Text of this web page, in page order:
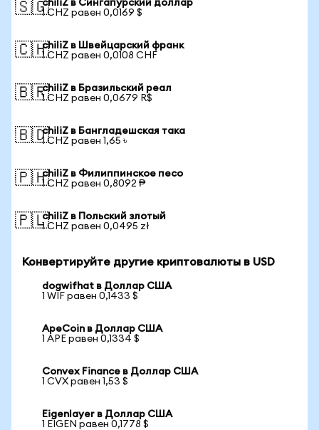
🇸🇬chiliZ в Сингапурский доллар
1 CHZ равен 0,0169 $
🇨🇭chiliZ в Швейцарский франк
1 CHZ равен 0,0108 CHF
🇧🇷chiliZ в Бразильский реал
1 CHZ равен 0,0679 R$
🇧🇩chiliZ в Бангладешская така
1 CHZ равен 1,65 ৳
🇵🇭chiliZ в Филиппинское песо
1 CHZ равен 0,8092 ₱
🇵🇱chiliZ в Польский злотый
1 CHZ равен 0,0495 zł
Конвертируйте другие криптовалюты в USD
dogwifhat в Доллар США
1 WIF равен 0,1433 $
ApeCoin в Доллар США
1 APE равен 0,1334 $
Convex Finance в Доллар США
1 CVX равен 1,53 $
Eigenlayer в Доллар США
1 EIGEN равен 0,1778 $